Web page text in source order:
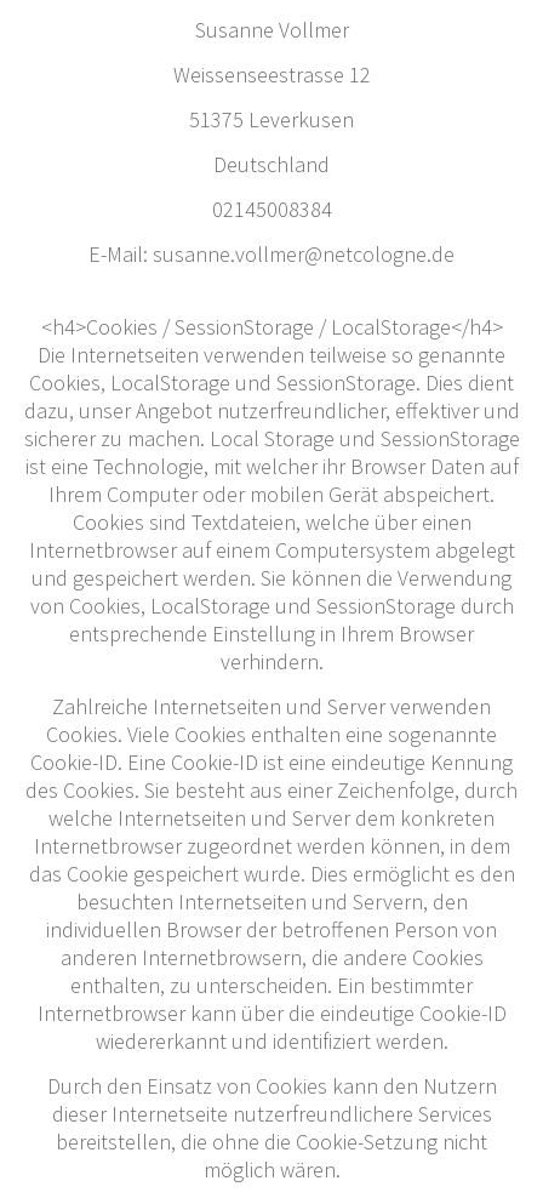
Susanne Vollmer
Weissenseestrasse 12
51375 Leverkusen
Deutschland
02145008384
E-Mail: susanne.vollmer@netcologne.de
<h4>Cookies / SessionStorage / LocalStorage</h4>
Die Internetseiten verwenden teilweise so genannte
Cookies, LocalStorage und SessionStorage. Dies dient
dazu, unser Angebot nutzerfreundlicher, effektiver und
sicherer zu machen. Local Storage und SessionStorage
ist eine Technologie, mit welcher ihr Browser Daten auf
Ihrem Computer oder mobilen Gerät abspeichert.
Cookies sind Textdateien, welche über einen
Internetbrowser auf einem Computersystem abgelegt
und gespeichert werden. Sie können die Verwendung
von Cookies, LocalStorage und SessionStorage durch
entsprechende Einstellung in Ihrem Browser
verhindern.
Zahlreiche Internetseiten und Server verwenden
Cookies. Viele Cookies enthalten eine sogenannte
Cookie-ID. Eine Cookie-ID ist eine eindeutige Kennung
des Cookies. Sie besteht aus einer Zeichenfolge, durch
welche Internetseiten und Server dem konkreten
Internetbrowser zugeordnet werden können, in dem
das Cookie gespeichert wurde. Dies ermöglicht es den
besuchten Internetseiten und Servern, den
individuellen Browser der betroffenen Person von
anderen Internetbrowsern, die andere Cookies
enthalten, zu unterscheiden. Ein bestimmter
Internetbrowser kann über die eindeutige Cookie-ID
wiedererkannt und identifiziert werden.
Durch den Einsatz von Cookies kann den Nutzern
dieser Internetseite nutzerfreundlichere Services
bereitstellen, die ohne die Cookie-Setzung nicht
möglich wären.